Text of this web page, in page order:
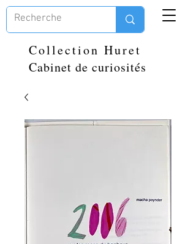
Collection Huret
Cabinet de curiosités